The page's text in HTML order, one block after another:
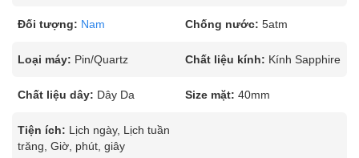
Đối tượng: Nam Chống nước: 5atm
Loại máy: Pin/Quartz Chất liệu kính: Kính Sapphire
Chất liệu dây: Dây Da Size mặt: 40mm
Tiện ích: Lịch ngày, Lịch tuần
trăng, Giờ, phút, giây